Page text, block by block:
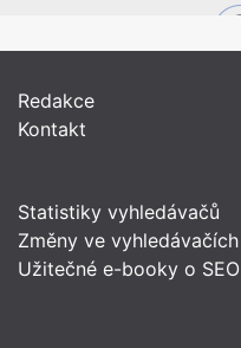
Redakce
Kontakt
Statistiky vyhledávačů
Změny ve vyhledávačích
Užitečné e-booky o SEO